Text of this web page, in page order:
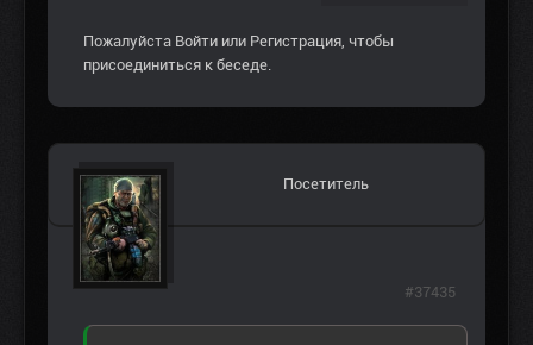
Пожалуйста Войти или Регистрация , чтобы
присоединиться к беседе.
Посетитель
#37435